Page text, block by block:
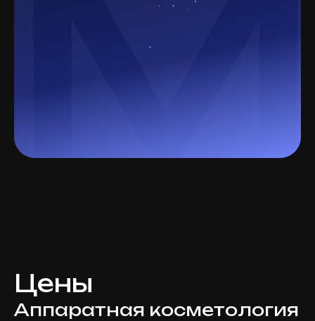
Цены
Аппаратная косметология